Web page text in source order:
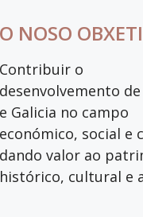
O NOSO
Contribuir o
desenvolvemento
e Galicia no campo
económico, social e
dando valor ao
histórico, cultural e